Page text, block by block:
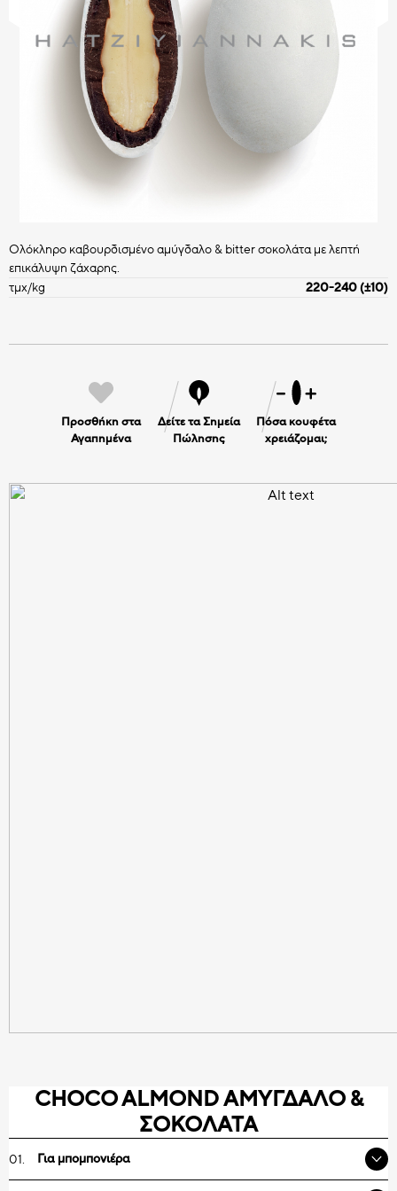
CHOCO BITS
HATZIYIANNAKIS
PROFESSIONAL
ΣΟΚΟΛΑΤΕΝΙΑ ΔΙΑΚΟΣΜΗΤΙΚΑ
ΚΑΣ ΚΑΣ
Όλα τα Διακοσμητικά
Όλα τα Choco Bits
Ολόκληρο καβουρδισμένο αμύγδαλο & bitter σοκολάτα με λεπτή
επικάλυψη ζάχαρης.
τμχ/kg
220-240 (±10)
Προσθήκη στα
Αγαπημένα
Δείτε τα Σημεία
Πώλησης
Πόσα κουφέτα
χρειάζομαι;
CHOCO ALMOND ΑΜΥΓΔΑΛΟ &
ΣΟΚΟΛΑΤΑ
Για μπομπονιέρα
Για να υπολογίσετε πόσα κουφέτα θα χρειαστείτε, θα πρέπει